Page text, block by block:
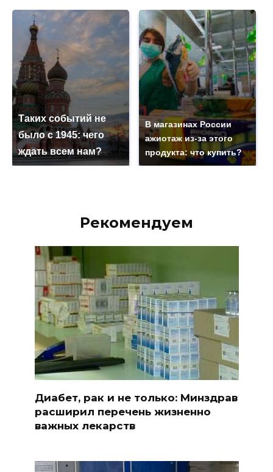
Таких событий не
было с 1945: чего
ждать всем нам?
В магазинах России
ажиотаж из-за этого
продукта: что купить?
Рекомендуем
Диабет, рак и не только: Минздрав
расширил перечень жизненно
важных лекарств